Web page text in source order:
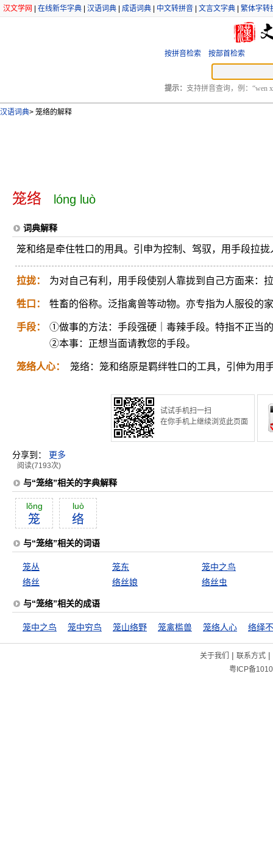
汉文学网 在线新华字典 汉语词典 成语词典 中文转拼音 文言文字典 繁体字转
按拼音检索 按部首检索
提示： 支持拼音查询，例：“wen
汉语词典> 笼络的解释
笼络 lóng luò
词典解释
笼和络是牵住牲口的用具。引申为控制、驾驭，用手段拉
拉拢： 为对自己有利，用手段使别人靠拢到自己方面来：
牲口： 牲畜的俗称。泛指禽兽等动物。亦专指为人服役的
手段：
①做事的方法：手段强硬｜毒辣手段。特指不正当
②本事：正想当面请教您的手段。
笼络人心： 笼络：笼和络原是羁绊牲口的工具，引伸为用
试试手机扫一扫
在你手机上继续浏览此页面
分享到： 更多
阅读(7193次)
与“笼络”相关的字典解释
lŏng
笼
luò
络
与“笼络”相关的词语
笼丛 笼东
笼中之鸟
络丝
络丝娘 络丝虫
与“笼络”相关的成语
笼中之鸟 笼中穷鸟 笼山络野 笼禽槛兽 笼络人心 络绎
关于我们 | 联系方式|
粤ICP备